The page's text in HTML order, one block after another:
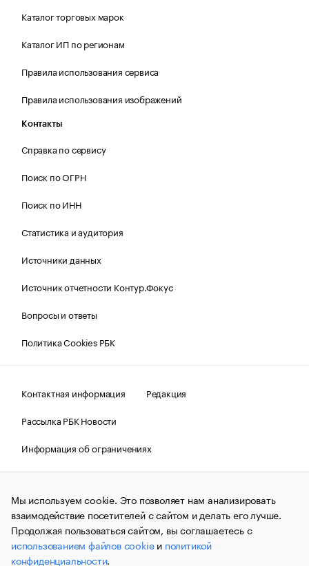
Каталог торговых марок
Каталог ИП по регионам
Правила использования сервиса
Правила использования изображений
Контакты
Справка по сервису
Поиск по ОГРН
Поиск по ИНН
Статистика и аудитория
Источники данных
Источник отчетности Контур.Фокус
Вопросы и ответы
Политика Cookies РБК
Контактная информация
Редакция
Рассылка РБК Новости
Информация об ограничениях
Правовая информация
О соблюдении авторских прав
© АО «РОСБИЗНЕСКОНСАЛТИНГ»,1995–2026.Сообщения
и материалы информационного агентства «РБК»
(зарегистрировано Федеральной службой по надзору в сфере
связи, информационных технологий и массовых
коммуникаций (Роскомнадзор) 09.12.2015 за номером ИА
№ФС77-63848) сопровождаются пометкой «РБК». Отдельные
Мы используем cookie. Это позволяет нам анализировать
взаимодействие посетителей с сайтом и делать его лучше.
Продолжая пользоваться сайтом, вы соглашаетесь с
использованием файлов cookieи политикой
конфиденциальности.